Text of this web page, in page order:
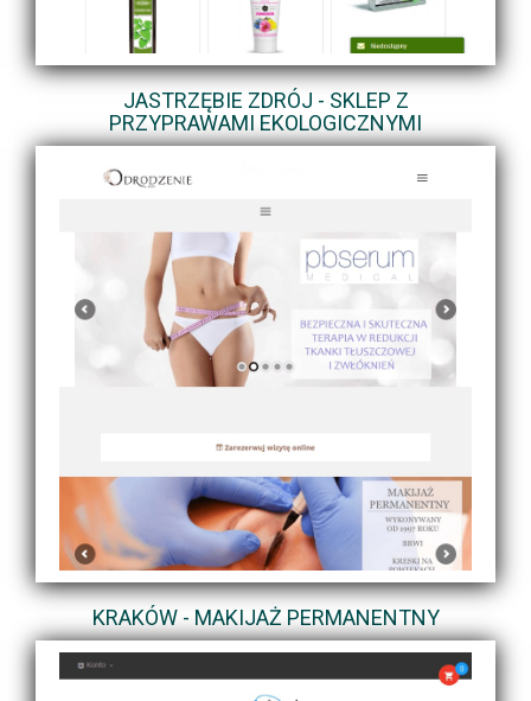
JASTRZĘBIE ZDRÓJ - SKLEP Z
PRZYPRAWAMI EKOLOGICZNYMI
KRAKÓW - MAKIJAŻ PERMANENTNY